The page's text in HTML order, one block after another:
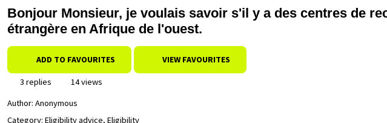
Bonjour Monsieur, je voulais savoir s'il y a des centres de
étrangère en Afrique de l'ouest.
ADD TO FAVOURITES VIEW FAVOURITES
3 replies
14 views
Author: Anonymous
Category: Eligibility advice, Eligibility